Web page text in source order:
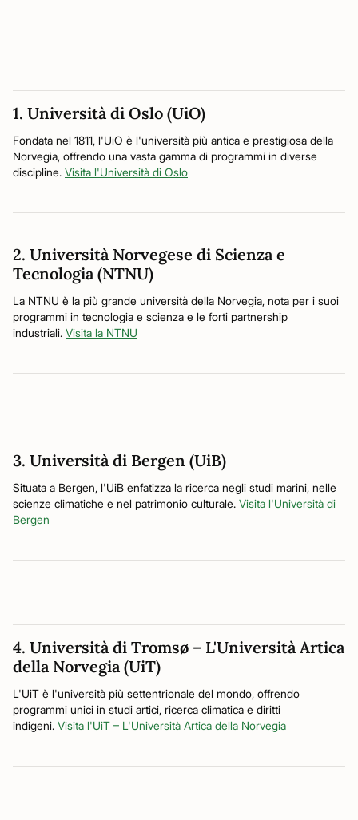
1. Università di Oslo (UiO)
Fondata nel 1811, l'UiO è l'università più antica e prestigiosa della
Norvegia, offrendo una vasta gamma di programmi in diverse
discipline. Visita l'Università di Oslo
2. Università Norvegese di Scienza e
Tecnologia (NTNU)
La NTNU è la più grande università della Norvegia, nota per i suoi
programmi in tecnologia e scienza e le forti partnership
industriali. Visita la NTNU
3. Università di Bergen (UiB)
Situata a Bergen, l'UiB enfatizza la ricerca negli studi marini, nelle
scienze climatiche e nel patrimonio culturale. Visita l'Università di
Bergen
4. Università di Tromsø – L'Università Artica
della Norvegia (UiT)
L'UiT è l'università più settentrionale del mondo, offrendo
programmi unici in studi artici, ricerca climatica e diritti
indigeni. Visita l'UiT – L'Università Artica della Norvegia